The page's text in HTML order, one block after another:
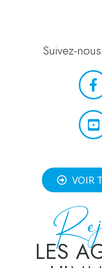
Suivez-
VOIR
LES